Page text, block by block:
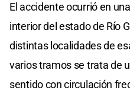
El accidente ocurrió en
interior del estado de Río
distintas localidades de
varios tramos se trata de
sentido con circulación